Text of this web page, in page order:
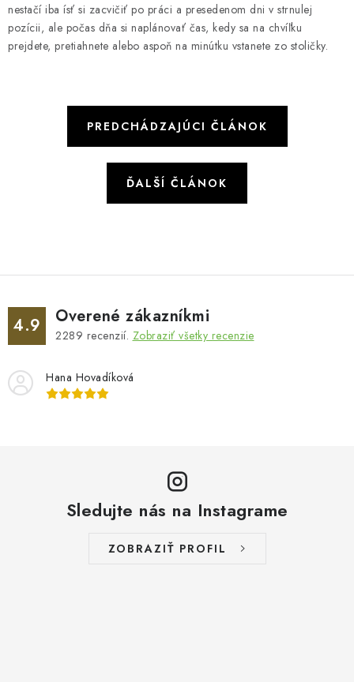
nestačí iba ísť si zacvičiť po práci a presedenom dni v strnulej
pozícii, ale počas dňa si naplánovať čas, kedy sa na chvíľku
prejdete, pretiahnete alebo aspoň na minútku vstanete zo stoličky.
PREDCHÁDZAJÚCI ČLÁNOK
ĎALŠÍ ČLÁNOK
4.9 Overené zákazníkmi
2289 recenzií. Zobraziť všetky recenzie
Hana Hovadíková
Sledujte nás na Instagrame
ZOBRAZIŤ PROFIL